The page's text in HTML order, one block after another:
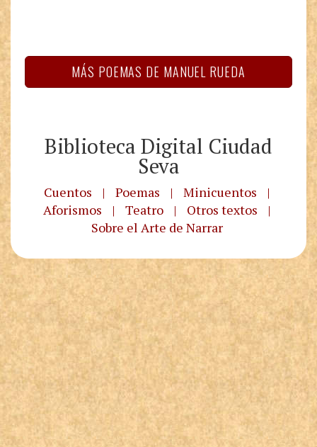
MÁS POEMAS DE MANUEL RUEDA
Biblioteca Digital Ciudad
Seva
Cuentos | Poemas | Minicuentos
|
Aforismos
| Teatro | Otros textos
|
Sobre el Arte de Narrar